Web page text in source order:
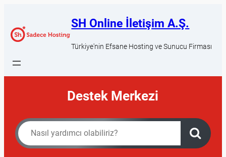
SH Online İletişim A.Ş.
Türkiye'nin Efsane Hosting ve Sunucu Firması
Destek Merkezi